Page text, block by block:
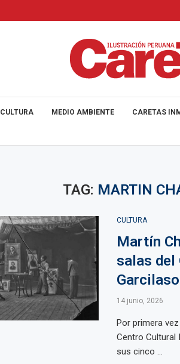
CULTURA MEDIO AMBIENTE CARETAS
TAG: MARTIN
CULTURA
Martín
salas del
Garcilaso
14 junio, 2026
Por primera
Centro Cultural
sus cinco ...